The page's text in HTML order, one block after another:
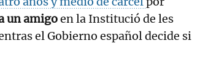
un amigoen la Institució de les
el Gobierno español decide si